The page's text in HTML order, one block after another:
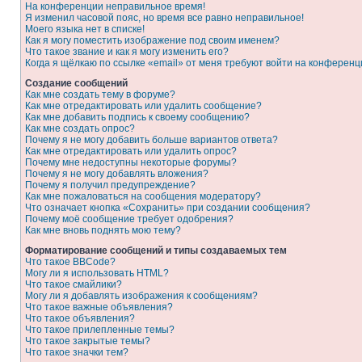
На конференции неправильное время!
Я изменил часовой пояс, но время все равно неправильное!
Моего языка нет в списке!
Как я могу поместить изображение под своим именем?
Что такое звание и как я могу изменить его?
Когда я щёлкаю по ссылке «email» от меня требуют войти на
Создание сообщений
Как мне создать тему в форуме?
Как мне отредактировать или удалить сообщение?
Как мне добавить подпись к своему сообщению?
Как мне создать опрос?
Почему я не могу добавить больше вариантов ответа?
Как мне отредактировать или удалить опрос?
Почему мне недоступны некоторые форумы?
Почему я не могу добавлять вложения?
Почему я получил предупреждение?
Как мне пожаловаться на сообщения модератору?
Что означает кнопка «Сохранить» при создании сообщения?
Почему моё сообщение требует одобрения?
Как мне вновь поднять мою тему?
Форматирование сообщений и типы создаваемых тем
Что такое BBCode?
Могу ли я использовать HTML?
Что такое смайлики?
Могу ли я добавлять изображения к сообщениям?
Что такое важные объявления?
Что такое объявления?
Что такое прилепленные темы?
Что такое закрытые темы?
Что такое значки тем?